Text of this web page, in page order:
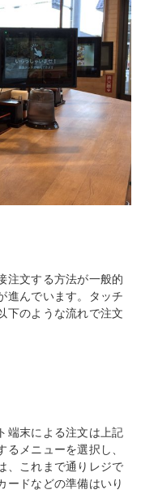
注文する方法が一般的
進んでいます。タッチ
下のような流れで注文
端末による注文は上記
メニューを選択し、
、これまで通りレジで
ードなどの準備はいり